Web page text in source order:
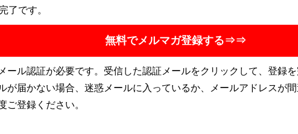
今着るべきブランド60の歴史や特色を、自身が愛用す
了です。
無料でメルマガ登録する⇒⇒
ール認証が必要です。受信した認証メールをクリックして、登録を
が届かない場合、迷惑メールに入っているか、メールアドレスが
ご登録ください。